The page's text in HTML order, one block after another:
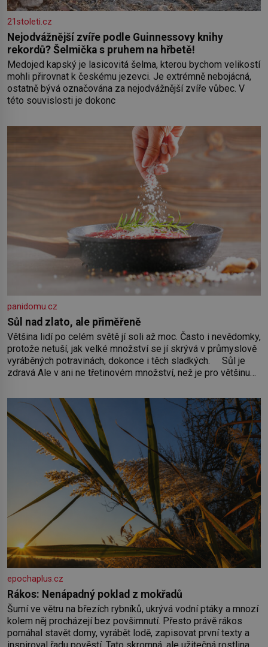
21stoleti.cz
Nejodvážnější zvíře podle Guinnessovy knihy
rekordů? Šelmička s pruhem na hřbetě!
Medojed kapský je lasicovitá šelma, kterou bychom velikostí
mohli přirovnat k českému jezevci. Je extrémně nebojácná,
ostatně bývá označována za nejodvážnější zvíře vůbec. V
této souvislosti je dokonc
panidomu.cz
Sůl nad zlato, ale přiměřeně
Většina lidí po celém světě jí soli až moc. Často i nevědomky,
protože netuší, jak velké množství se jí skrývá v průmyslově
vyráběných potravinách, dokonce i těch sladkých. Sůl je
zdravá Ale v ani ne třetinovém množství, než je pro většinu
zásadní pro správné hospodaření
epochaplus.cz
Rákos: Nenápadný poklad z mokřadů
Šumí ve větru na březích rybníků, ukrývá vodní ptáky a mnozí
kolem něj procházejí bez povšimnutí. Přesto právě rákos
pomáhal stavět domy, vyrábět lodě, zapisovat první texty a
inspiroval řadu pověstí. Tato skromná, ale užitečná rostlina